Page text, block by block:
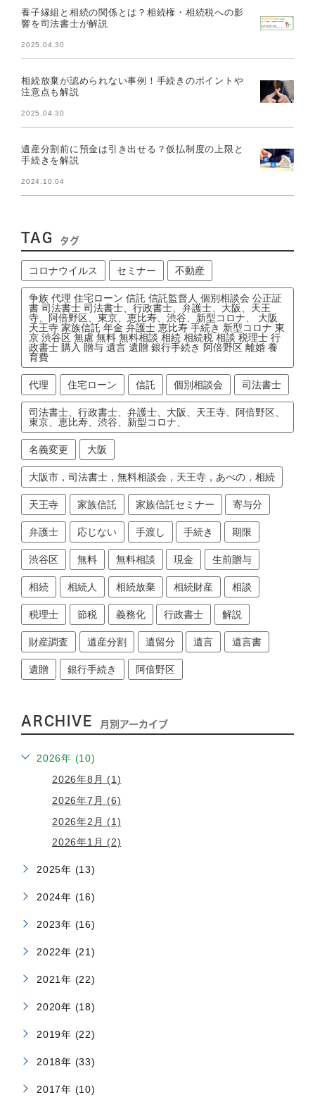
養子縁組と相続の関係とは？相続権・相続税への影
響を司法書士が解説
2025.04.30
相続放棄が認められない事例！手続きのポイントや
注意点も解説
2025.04.30
遺産分割前に預金は引き出せる？仮払制度の上限と
手続きを解説
2024.10.04
TAG タグ
コロナウイルス セミナー 不動産
争族 代理 住宅ローン 信託 信託監督人 個別相談会 公正証
書 司法書士 司法書士、行政書士、弁護士、大阪、天王
寺、阿倍野区、東京、恵比寿、渋谷、新型コロナ、 大阪
天王寺 家族信託 年金 弁護士 恵比寿 手続き 新型コロナ 東
京 渋谷区 無慮 無料 無料相談 相続 相続税 相談 税理士 行
政書士 購入 贈与 遺言 遺贈 銀行手続き 阿倍野区 離婚 養
育費
代理 住宅ローン 信託 個別相談会 司法書士
司法書士、行政書士、弁護士、大阪、天王寺、阿倍野区、
東京、恵比寿、渋谷、新型コロナ、
名義変更 大阪
大阪市，司法書士，無料相談会，天王寺，あべの，相続
天王寺 家族信託 家族信託セミナー 寄与分
弁護士 応じない 手渡し 手続き 期限
渋谷区 無料 無料相談 現金 生前贈与
相続 相続人 相続放棄 相続財産 相談
税理士 節税 義務化 行政書士 解説
財産調査 遺産分割 遺留分 遺言 遺言書
遺贈 銀行手続き 阿倍野区
ARCHIVE 月別アーカイブ
2026年 (10)
2026年8月 (1)
2026年7月 (6)
2026年2月 (1)
2026年1月 (2)
2025年 (13)
2024年 (16)
2023年 (16)
2022年 (21)
2021年 (22)
2020年 (18)
2019年 (22)
2018年 (33)
2017年 (10)